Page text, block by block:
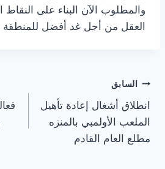
والمطلوب الآن البناء على
العقل من أجل غد أفضل للمنطقة
تصفّح
المقالات
السابق
انطلاق أشغال إعادة تأهيل
الملعب الأولمبي بالمنزه
مطلع العام القادم